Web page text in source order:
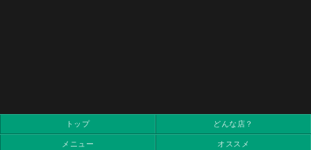
トップ どんな店？
メニュー オススメ